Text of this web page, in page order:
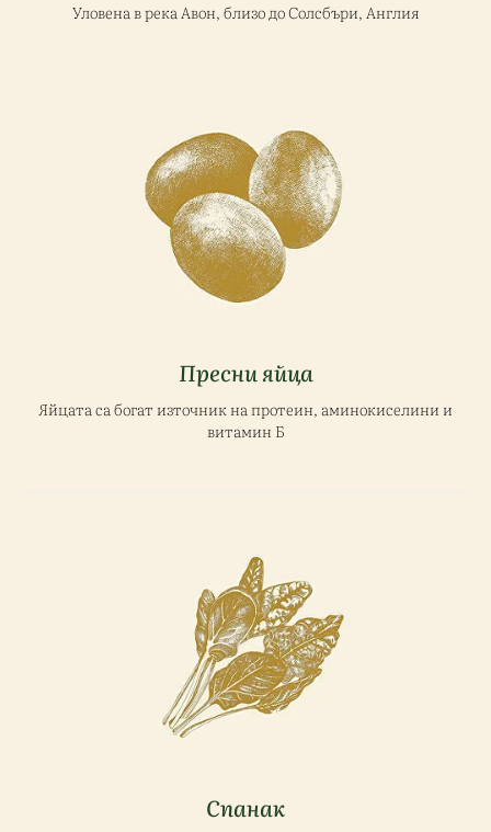
Уловена в река Авон, близо до Солсбъри, Англия
Пресни яйца
Яйцата са богат източник на протеин, аминокиселини и
витамин Б
Спанак